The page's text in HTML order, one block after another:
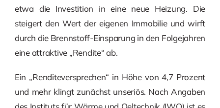
etwa die Investition in eine neue Heizung. Die
steigert den Wert der eigenen Immobilie und wirft
durch die Brennstoff-Einsparung in den Folgejahren
eine attraktive „Rendite“ ab.
Ein „Renditeversprechen“ in Höhe von 4,7 Prozent
und mehr klingt zunächst unseriös. Nach Angaben